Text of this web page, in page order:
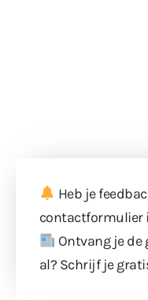
Heb je
contactformulier
Ontvang je
al? Schrijf je